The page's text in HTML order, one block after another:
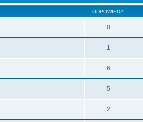
ODPOWIEDZI
0
1
6
5
2